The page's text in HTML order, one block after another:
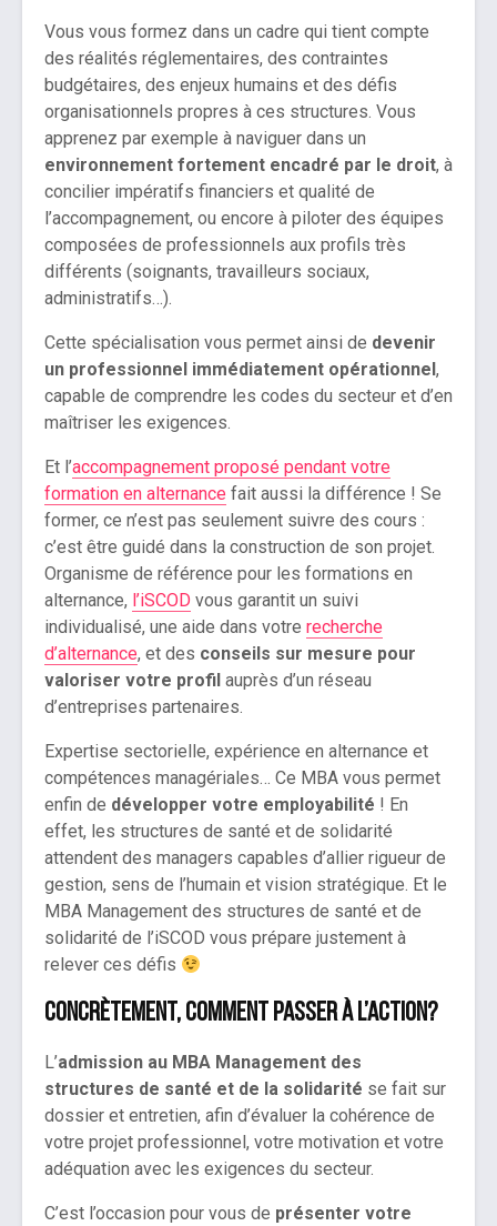
Vous vous formez dans un cadre qui tient compte
des réalités réglementaires, des contraintes
budgétaires, des enjeux humains et des défis
organisationnels propres à ces structures. Vous
apprenez par exemple à naviguer dans un
environnement fortement encadré par le droit, à
concilier impératifs financiers et qualité de
l’accompagnement, ou encore à piloter des équipes
composées de professionnels aux profils très
différents (soignants, travailleurs sociaux,
administratifs…).
Cette spécialisation vous permet ainsi de devenir
un professionnel immédiatement opérationnel ,
capable de comprendre les codes du secteur et d’en
maîtriser les exigences.
Et l’accompagnement proposé pendant votre
formation en alternance fait aussi la différence ! Se
former, ce n’est pas seulement suivre des cours :
c’est être guidé dans la construction de son projet.
Organisme de référence pour les formations en
alternance, l’iSCOD vous garantit un suivi
individualisé, une aide dans votre recherche
d’alternance, et des conseils sur mesure pour
valoriser votre profil auprès d’un réseau
d’entreprises partenaires.
Expertise sectorielle, expérience en alternance et
compétences managériales… Ce MBA vous permet
enfin de développer votre employabilité ! En
effet, les structures de santé et de solidarité
attendent des managers capables d’allier rigueur de
gestion, sens de l’humain et vision stratégique. Et le
MBA Management des structures de santé et de
solidarité de l’iSCOD vous prépare justement à
relever ces défis
Concrètement, comment passer à l’action?
L’admission au MBA Management des
structures de santé et de la solidarité se fait sur
dossier et entretien, afin d’évaluer la cohérence de
votre projet professionnel, votre motivation et votre
adéquation avec les exigences du secteur.
C’est l’occasion pour vous de présenter votre